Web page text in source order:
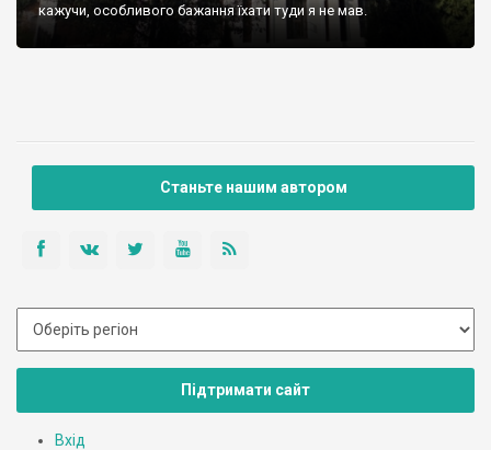
кажучи, особливого бажання їхати туди я не мав.
Станьте нашим автором
Підтримати сайт
Вхід